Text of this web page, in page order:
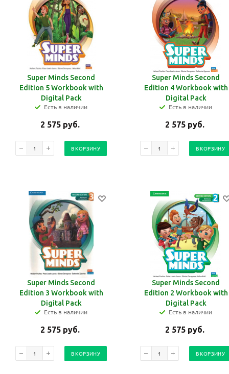
Super Minds Second
Edition 5 Workbook with
Digital Pack
Есть в наличии
2 575 руб.
В КОРЗИНУ
Super Minds Second
Edition 4 Workbook with
Digital Pack
Есть в наличии
2 575 руб.
В КОРЗИНУ
Super Minds Second
Edition 3 Workbook with
Digital Pack
Есть в наличии
2 575 руб.
В КОРЗИНУ
Super Minds Second
Edition 2 Workbook with
Digital Pack
Есть в наличии
2 575 руб.
В КОРЗИНУ